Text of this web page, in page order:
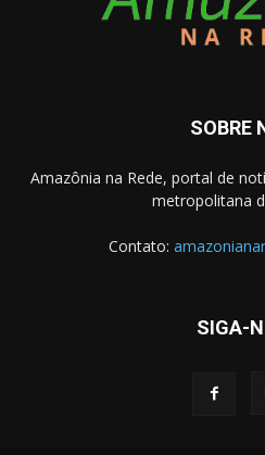
SOBRE
Amazônia na Rede, portal de
metropolitana
Contato:
SIGA-